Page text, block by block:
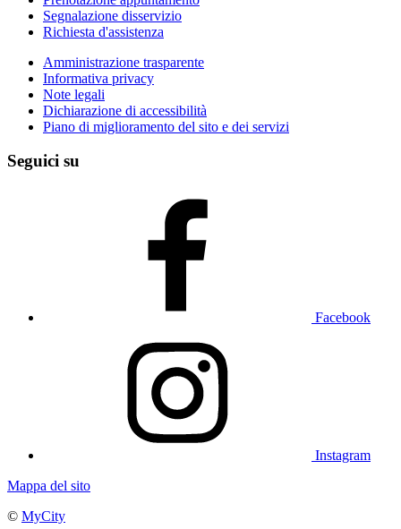
Segnalazione disservizio
Richiesta d'assistenza
Amministrazione trasparente
Informativa privacy
Note legali
Dichiarazione di accessibilità
Piano di miglioramento del sito e dei servizi
Seguici su
Facebook
Instagram
Mappa del sito
© MyCity